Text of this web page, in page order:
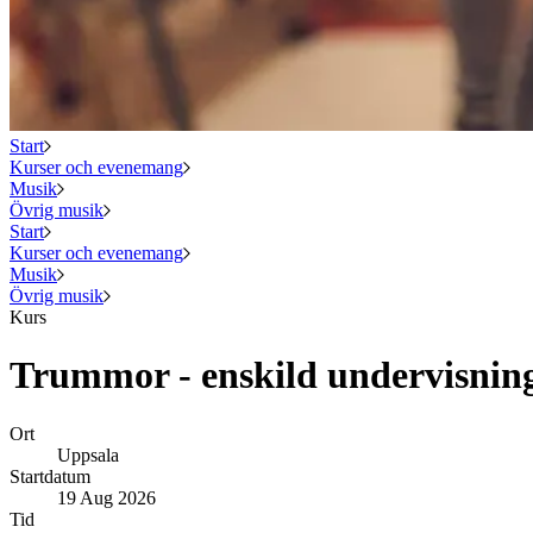
Start
Kurser och evenemang
Musik
Övrig musik
Start
Kurser och evenemang
Musik
Övrig musik
Kurs
Trummor - enskild
Ort
Uppsala
Startdatum
19 Aug 2026
Tid